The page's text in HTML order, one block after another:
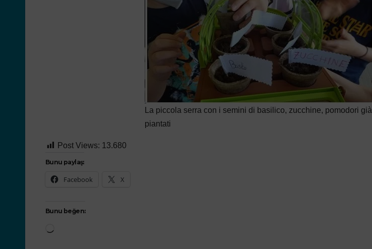
La piccola serra con i semini di basilico, zucchine, pomodori già
piantati
Post Views: 13.680
Bunu paylaş:
Facebook X
Bunu beğen: